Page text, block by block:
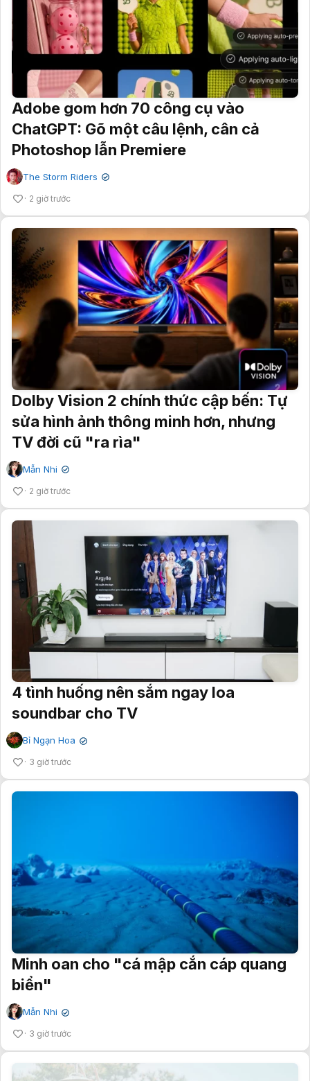
Adobe gom hơn 70 công cụ vào
ChatGPT: Gõ một câu lệnh, cân cả
Photoshop lẫn Premiere
The Storm Riders ✔
2 giờ trước
Dolby Vision 2 chính thức cập bến: Tự
sửa hình ảnh thông minh hơn, nhưng
TV đời cũ "ra rìa"
Mẫn Nhi ✔
2 giờ trước
4 tình huống nên sắm ngay loa
soundbar cho TV
Bỉ Ngạn Hoa ✔
3 giờ trước
Minh oan cho "cá mập cắn cáp quang
biển"
Mẫn Nhi ✔
3 giờ trước